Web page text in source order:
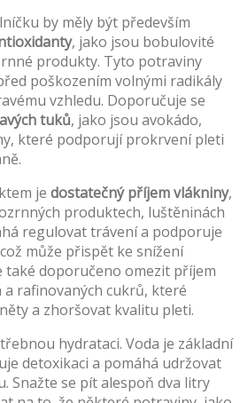
by měly být především
, jako jsou bobulovité
produkty. Tyto potraviny
poškozením volnými radikály
vzhledu. Doporučuje se
tuků, jako jsou avokádo,
které podporují prokrvení pleti
je dostatečný příjem vlákniny,
produktech, luštěninách
regulovat trávení a podporuje
může přispět ke snížení
také doporučeno omezit příjem
rafinovaných cukrů, které
a zhoršovat kvalitu pleti.
hydrataci. Voda je základní
detoxikaci a pomáhá udržovat
Snažte se pít alespoň dva litry